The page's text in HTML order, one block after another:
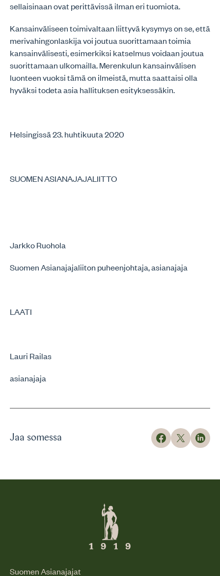
sellaisinaan ovat perittävissä ilman eri tuomiota.
Kansainväliseen toimivaltaan liittyvä kysymys on se, että
merivahingonlaskija voi joutua suorittamaan toimia
kansainvälisesti, esimerkiksi katselmus voidaan joutua
suorittamaan ulkomailla. Merenkulun kansainvälisen
luonteen vuoksi tämä on ilmeistä, mutta saattaisi olla
hyväksi todeta asia hallituksen esityksessäkin.
Helsingissä 23. huhtikuuta 2020
SUOMEN ASIANAJAJALIITTO
Jarkko Ruohola
Suomen Asianajajaliiton puheenjohtaja, asianajaja
LAATI
Lauri Railas
asianajaja
Jaa somessa
Suomen Asianajajat